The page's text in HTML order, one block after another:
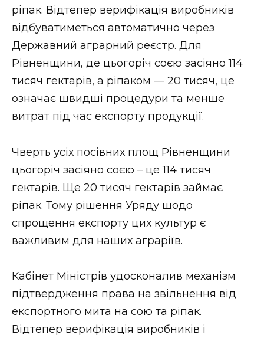
ЗАКАРПАТСЬКІ НОВИНИ
НОВИНИ ЗАХІДНОЇ УКРАЇНИ
ВІДЕО
ріпак. Відтепер верифікація виробників
відбуватиметься автоматично через
Державний аграрний реєстр. Для
Рівненщини, де цьогоріч соєю засіяно 114
тисяч гектарів, а ріпаком — 20 тисяч, це
означає швидші процедури та менше
витрат під час експорту продукції.
Чверть усіх посівних площ Рівненщини
цьогоріч засіяно соєю – це 114 тисяч
гектарів. Ще 20 тисяч гектарів займає
ріпак. Тому рішення Уряду щодо
спрощення експорту цих культур є
важливим для наших аграріїв.
Кабінет Міністрів удосконалив механізм
підтвердження права на звільнення від
експортного мита на сою та ріпак.
Відтепер верифікація виробників і